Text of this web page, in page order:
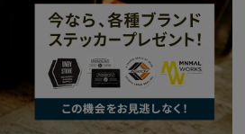
UNBY NEW YEAR SESSION
、買い始め。26